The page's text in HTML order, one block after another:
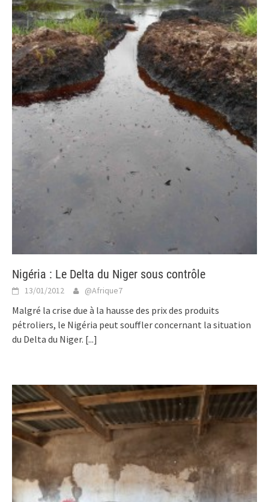
Nigéria : Le Delta du Niger sous contrôle
13/01/2012 @Afrique7
Malgré la crise due à la hausse des prix des produits
pétroliers, le Nigéria peut souffler concernant la situation
du Delta du Niger. [...]